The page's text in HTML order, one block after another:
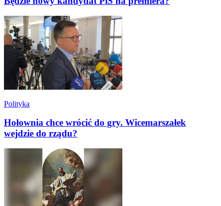
Polityka
Hołownia chce wrócić do gry. Wicemarszałek
wejdzie do rządu?